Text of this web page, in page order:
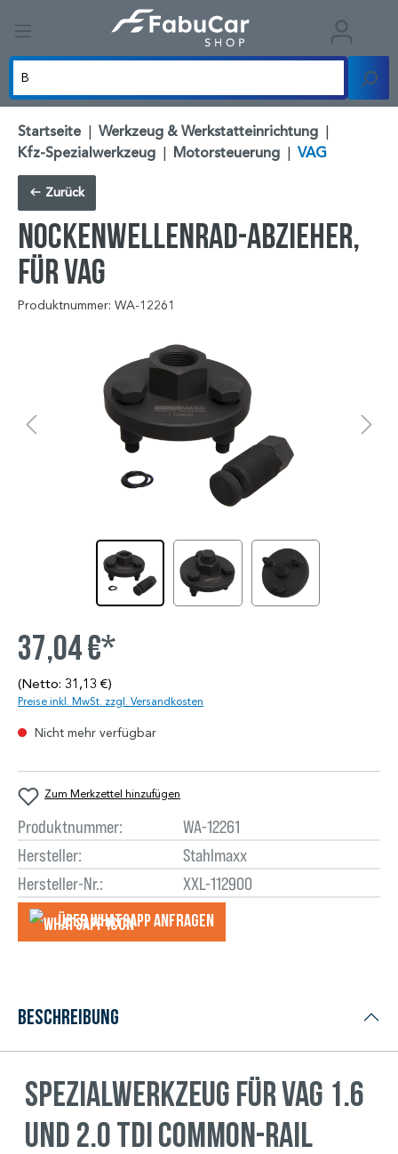
Startseite | Werkzeug & Werkstatteinrichtung |
Kfz-Spezialwerkzeug | Motorsteuerung | VAG
Zurück
Nockenwellenrad-Abzieher,
für VAG
Produktnummer: WA-12261
37,04 €*
(Netto: 31,13 €)
Preise inkl. MwSt. zzgl. Versandkosten
Nicht mehr verfügbar
Zum Merkzettel hinzufügen
Produktnummer:
WA-12261
Hersteller:
Stahlmaxx
Hersteller-Nr.:
XXL-112900
Über WhatsApp anfragеn
Beschreibung
Spezialwerkzeug für VAG 1.6
und 2.0 TDI Common-Rail